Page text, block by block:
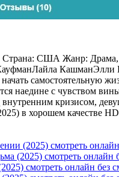
Страна: США Жанр: Драма,
КашманЭлли
самостоятельную
наедине с чувством
кризисом,
в хорошем качестве
(2025) смотреть
(2025) смотреть онлайн
смотреть онлайн без